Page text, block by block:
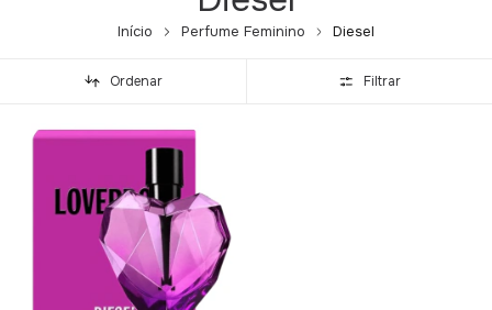
Início Perfume Feminino Diesel
Ordenar Filtrar